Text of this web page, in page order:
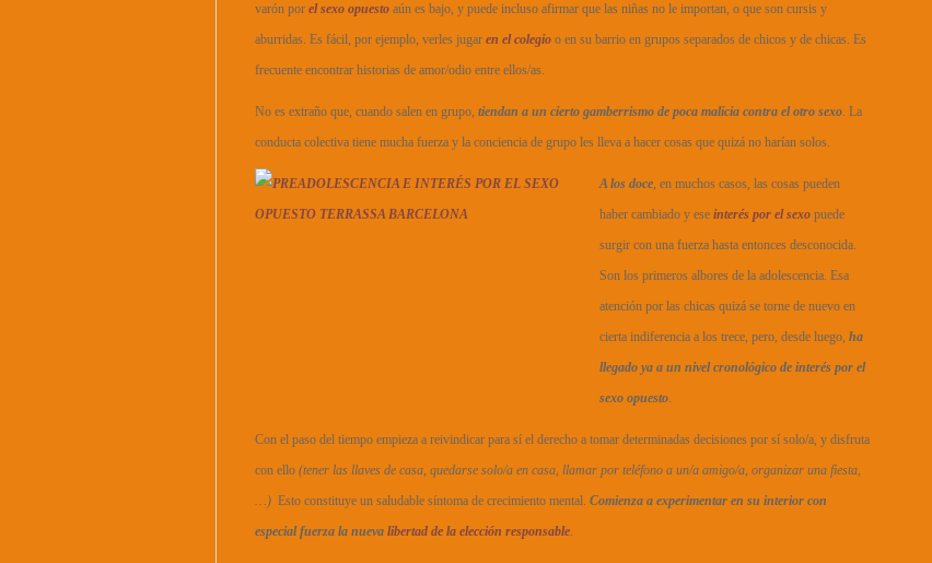
varón por el sexo opuesto aún es bajo, y puede incluso afirmar que las niñas no le importan, o que son cursis y
aburridas. Es fácil, por ejemplo, verles jugar en el colegio o en su barrio en grupos separados de chicos y de chicas. Es
frecuente encontrar historias de amor/odio entre ellos/as.
No es extraño que, cuando salen en grupo, tiendan a un cierto gamberrismo de poca malicia contra el otro sexo. La
conducta colectiva tiene mucha fuerza y la conciencia de grupo les lleva a hacer cosas que quizá no harían solos.
A los doce, en muchos casos, las cosas pueden
haber cambiado y ese interés por el sexo puede
surgir con una fuerza hasta entonces desconocida.
Son los primeros albores de la adolescencia. Esa
atención por las chicas quizá se torne de nuevo en
cierta indiferencia a los trece, pero, desde luego, ha
llegado ya a un nivel cronológico de interés por el
sexo opuesto.
Con el paso del tiempo empieza a reivindicar para sí el derecho a tomar determinadas decisiones por sí solo/a, y disfruta
con ello (tener las llaves de casa, quedarse solo/a en casa, llamar por teléfono a un/a amigo/a, organizar una fiesta,
…) Esto constituye un saludable síntoma de crecimiento mental. Comienza a experimentar en su interior con
especial fuerza la nueva libertad de la elección responsable.